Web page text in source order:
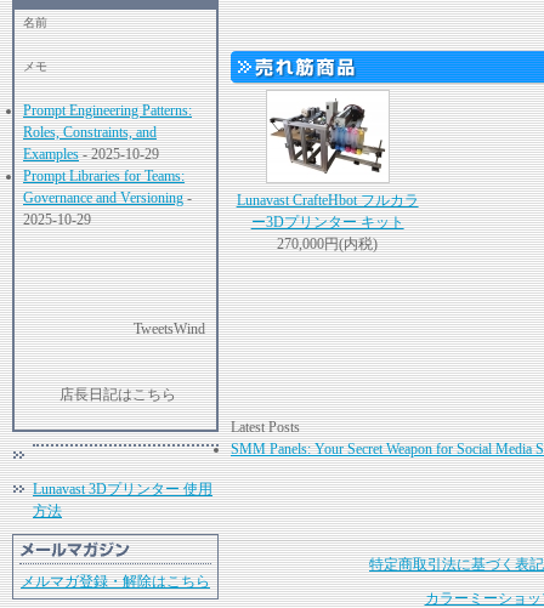
名前
メモ
Prompt Engineering Patterns:
Roles, Constraints, and
Examples- 2025-10-29
Prompt Libraries for Teams:
Governance and Versioning-
2025-10-29
TweetsWind
店長日記はこちら
Lunavast 3Dプリンター 使用
方法
メルマガ登録・解除はこちら
Lunavast CrafteHbot フルカラ
ー3Dプリンター キット
270,000円(内税)
Latest Posts
SMM Panels: Your Secret Weapon for Social Media
特定商取引法に基づく表記
カラーミーショッ